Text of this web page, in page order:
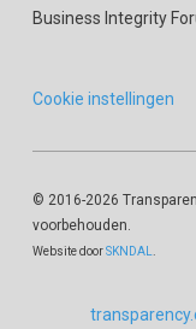
Business Integrity
Cookie instellingen
© 2016-2026
voorbehouden.
Website doorSKNDAL.